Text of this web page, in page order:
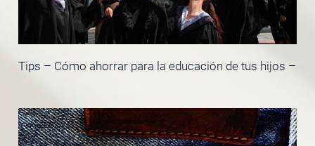
Tips – Cómo ahorrar para la educación de tus hijos –